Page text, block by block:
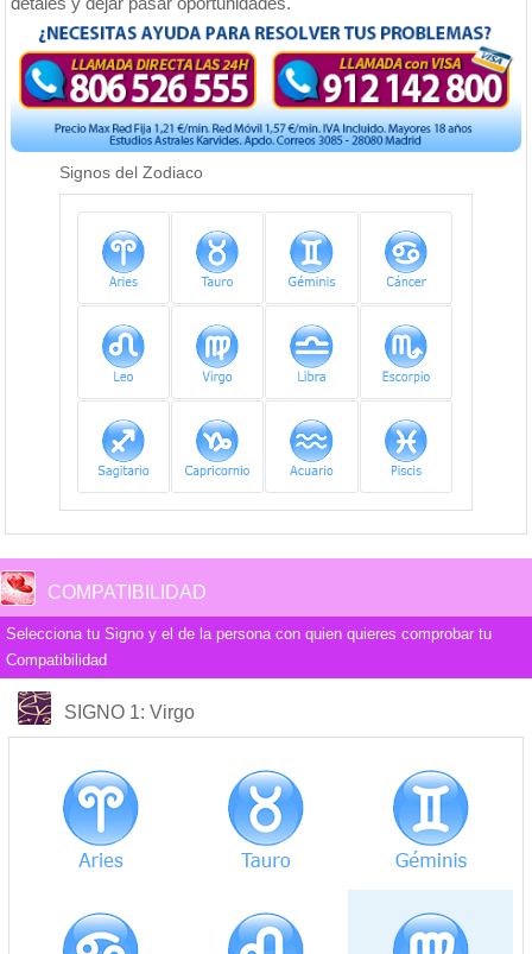
Signos del Zodiaco
COMPATIBILIDAD
Selecciona tu Signo y el de la persona con quien quieres comprobar tu
Compatibilidad
SIGNO 1: Virgo